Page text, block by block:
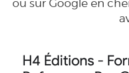
ou sur Google en